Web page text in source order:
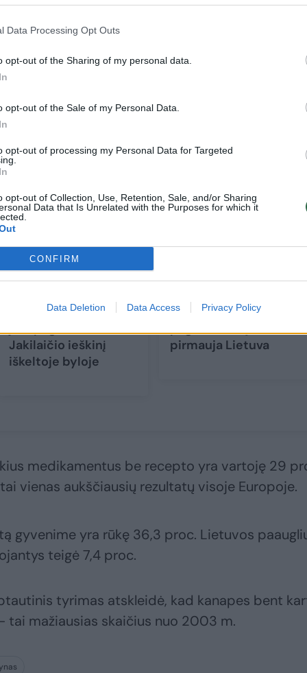
Data Processing Opt Outs
opt-out of the Sharing of my personal data.
opt-out of the Sale of my Personal Data.
opt-out of processing my Personal Data for Targeted
opt-out of Collection, Use, Retention, Sale, and/or Sharing
Data that Is Unrelated with the Purposes for which it
CONFIRM
Data Deletion Data Access Privacy Policy
alkoholio ir kitų psichoaktyviųjų medžiagų
bei migdomųjų vaistų vartojimas, neturint
metu yra itin opi problema tarp
privalės dalyvauti
Jakilaičio ieškinį
iškeltoje byloje
išlaidas gynybai
pirmauja Lietuva
medikamentus be recepto yra vartoję 29
vienas aukščiausių rezultatų visoje Europoje.
gyvenime yra rūkę 36,3 proc. Lietuvos
teigė 7,4 proc.
tyrimas atskleidė, kad kanapes bent
tai mažiausias skaičius nuo 2003 m.